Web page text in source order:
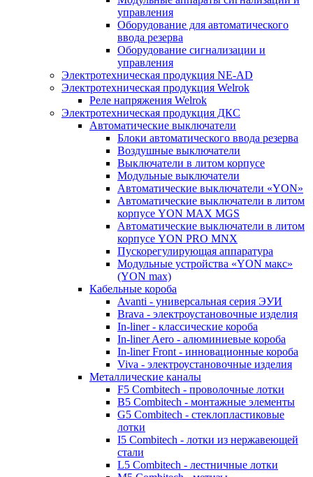
управления
Оборудование для автоматического
ввода резерва
Оборудование сигнализации и
управления
Электротехническая продукция NE-AD
Электротехническая продукция Welrok
Реле напряжения Welrok
Электротехническая продукция ДКС
Автоматические выключатели
Блоки автоматического ввода резерва
Воздушные выключатели
Выключатели в литом корпусе
Модульные выключатели
Автоматические выключатели «YON»
Автоматические выключатели в литом
корпусе YON MAX MGS
Автоматические выключатели в литом
корпусе YON PRO MNX
Пускорегулирующая аппаратура
Модульные устройства «YON макс»
(YON max)
Кабельные короба
Avanti - универсальная серия ЭУИ
Brava - электроустановочные изделия
In-liner - классические короба
In-liner Aero - алюминиевые короба
In-liner Front - инновационные короба
Viva - электроустановочные изделия
Металлические каналы
F5 Combitech - проволочные лотки
B5 Combitech - монтажные элементы
G5 Combitech - стеклопластиковые
лотки
I5 Combitech - лотки из нержавеющей
стали
L5 Combitech - лестничные лотки